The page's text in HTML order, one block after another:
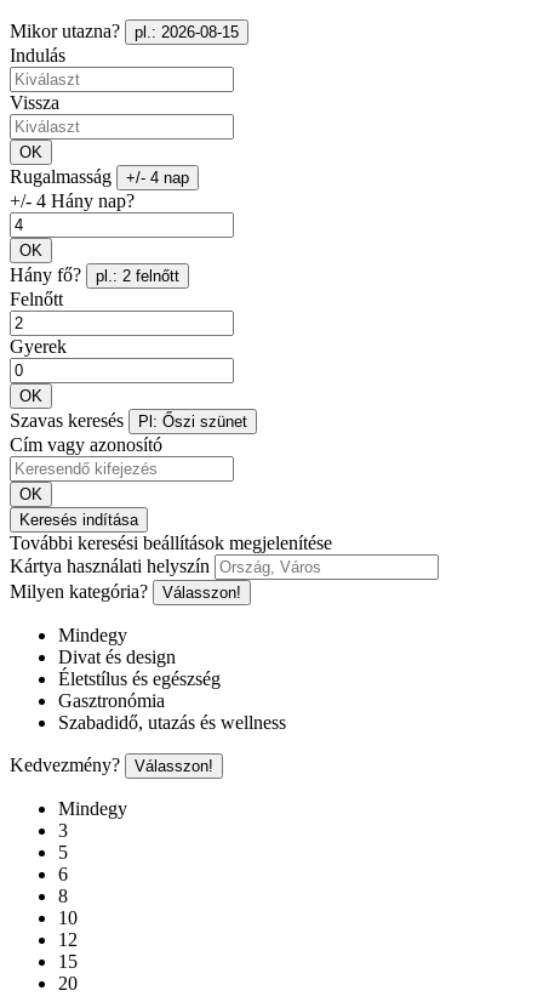
Mikor utazna? pl.: 2026-08-15
Indulás
Vissza
OK
Rugalmasság +/- 4 nap
+/- 4 Hány nap?
OK
Hány fő? pl.: 2 felnőtt
Felnőtt
Gyerek
OK
Szavas keresés Pl: Őszi szünet
Cím vagy azonosító
OK
Keresés indítása
További keresési beállítások megjelenítése
Kártya használati helyszín
Milyen kategória?
Válasszon!
Mindegy
Divat és design
Életstílus és egészség
Gasztronómia
Szabadidő, utazás és wellness
Kedvezmény? Válasszon!
Mindegy
3
5
6
8
10
12
15
20